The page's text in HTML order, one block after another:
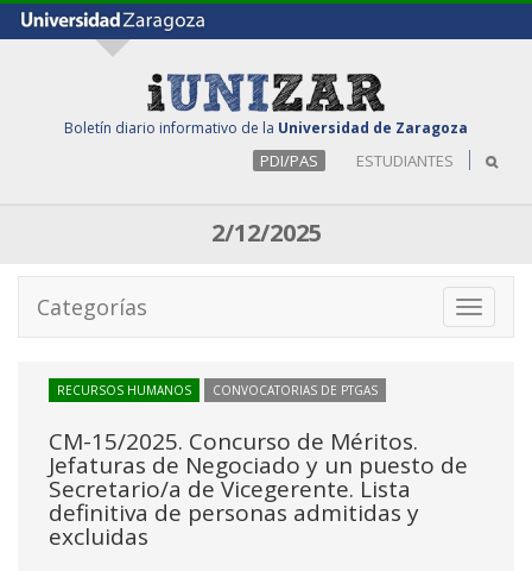
Boletín diario informativo de la Universidad de Zaragoza
PDI/PAS ESTUDIANTES
2/12/2025
Toggle
Categorías
RECURSOS HUMANOS CONVOCATORIAS DE PTGAS
CM-15/2025. Concurso de Méritos.
Jefaturas de Negociado y un puesto de
Secretario/a de Vicegerente. Lista
definitiva de personas admitidas y
excluidas